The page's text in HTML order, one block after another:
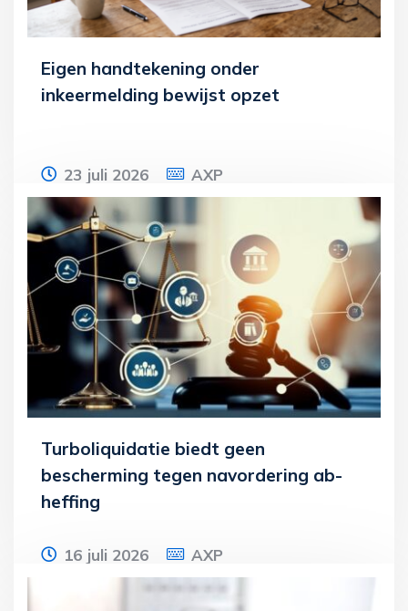
Eigen handtekening onder
inkeermelding bewijst opzet
23 juli 2026 AXP
Een vrouw ondertekent samen met haar
echtgenoot een inkeermelding voor
buitenlands vermogen van ruim twee
miljoen euro.
Lees meer
Turboliquidatie biedt geen
bescherming tegen navordering ab-
heffing
16 juli 2026 AXP
Een vrouw houdt 20% van de certificaten